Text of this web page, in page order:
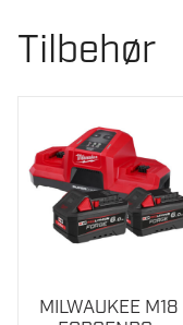
Tilbehør
MILWAUKEE M18